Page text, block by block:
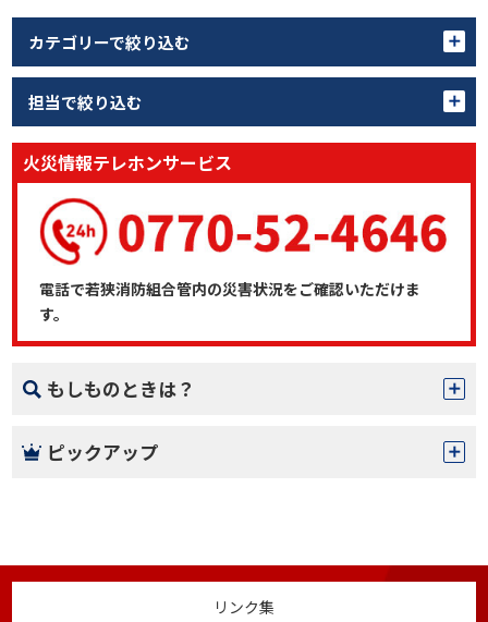
カテゴリーで絞り込む
担当で絞り込む
火災情報テレホンサービス
電話で若狭消防組合管内の災害状況をご確認いただけま
す。
もしものときは？
ピックアップ
リンク集